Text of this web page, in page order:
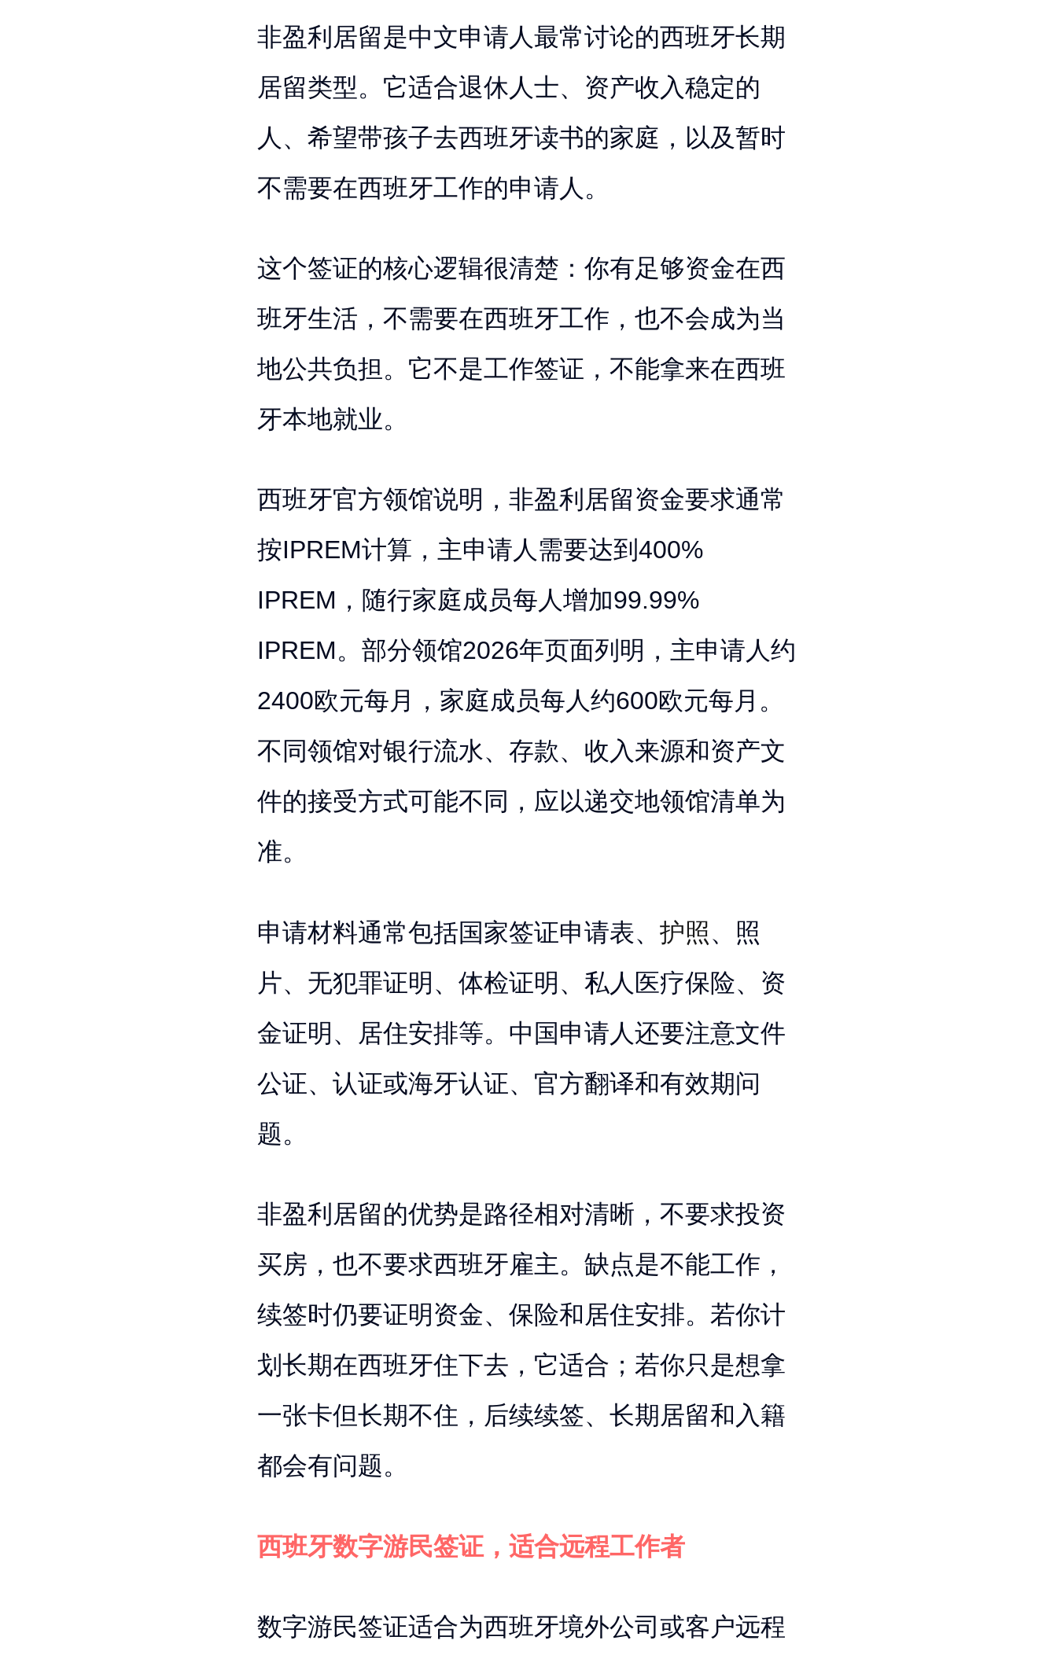
非盈利居留是中文申请人最常讨论的西班牙长期
居留类型。它适合退休人士、资产收入稳定的
人、希望带孩子去西班牙读书的家庭，以及暂时
不需要在西班牙工作的申请人。
这个签证的核心逻辑很清楚：你有足够资金在西
班牙生活，不需要在西班牙工作，也不会成为当
地公共负担。它不是工作签证，不能拿来在西班
牙本地就业。
西班牙官方领馆说明，非盈利居留资金要求通常
按IPREM计算，主申请人需要达到400%
IPREM，随行家庭成员每人增加99.99%
IPREM。部分领馆2026年页面列明，主申请人约
2400欧元每月，家庭成员每人约600欧元每月。
不同领馆对银行流水、存款、收入来源和资产文
件的接受方式可能不同，应以递交地领馆清单为
准。
申请材料通常包括国家签证申请表、 护照、照
片、无犯罪证明、体检证明、私人医疗保险、资
金证明、居住安排等。中国申请人还要注意文件
公证、认证或海牙认证、官方翻译和有效期问
题。
非盈利居留的优势是路径相对清晰，不要求投资
买房，也不要求西班牙雇主。缺点是不能工作，
续签时仍要证明资金、保险和居住安排。若你计
划长期在西班牙住下去，它适合；若你只是想拿
一张卡但长期不住，后续续签、长期居留和入籍
都会有问题。
西班牙数字游民签证，适合远程工作者
数字游民签证适合为西班牙境外公司或客户远程